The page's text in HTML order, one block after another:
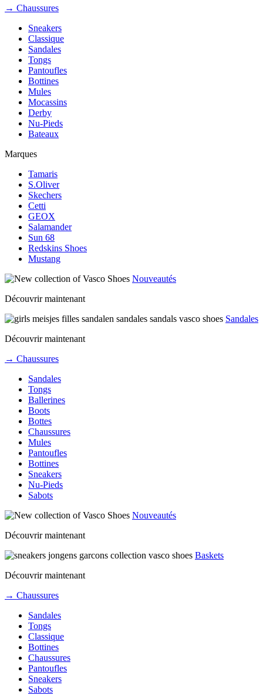
→ Chaussures
Sneakers
Classique
Sandales
Tongs
Pantoufles
Bottines
Mules
Mocassins
Derby
Nu-Pieds
Bateaux
Marques
Tamaris
S.Oliver
Skechers
Cetti
GEOX
Salamander
Sun 68
Redskins Shoes
Mustang
Nouveautés
Découvrir maintenant
Sandales
Découvrir maintenant
→ Chaussures
Sandales
Tongs
Ballerines
Boots
Bottes
Chaussures
Mules
Pantoufles
Bottines
Sneakers
Nu-Pieds
Sabots
Nouveautés
Découvrir maintenant
Baskets
Découvrir maintenant
→ Chaussures
Sandales
Tongs
Classique
Bottines
Chaussures
Pantoufles
Sneakers
Sabots